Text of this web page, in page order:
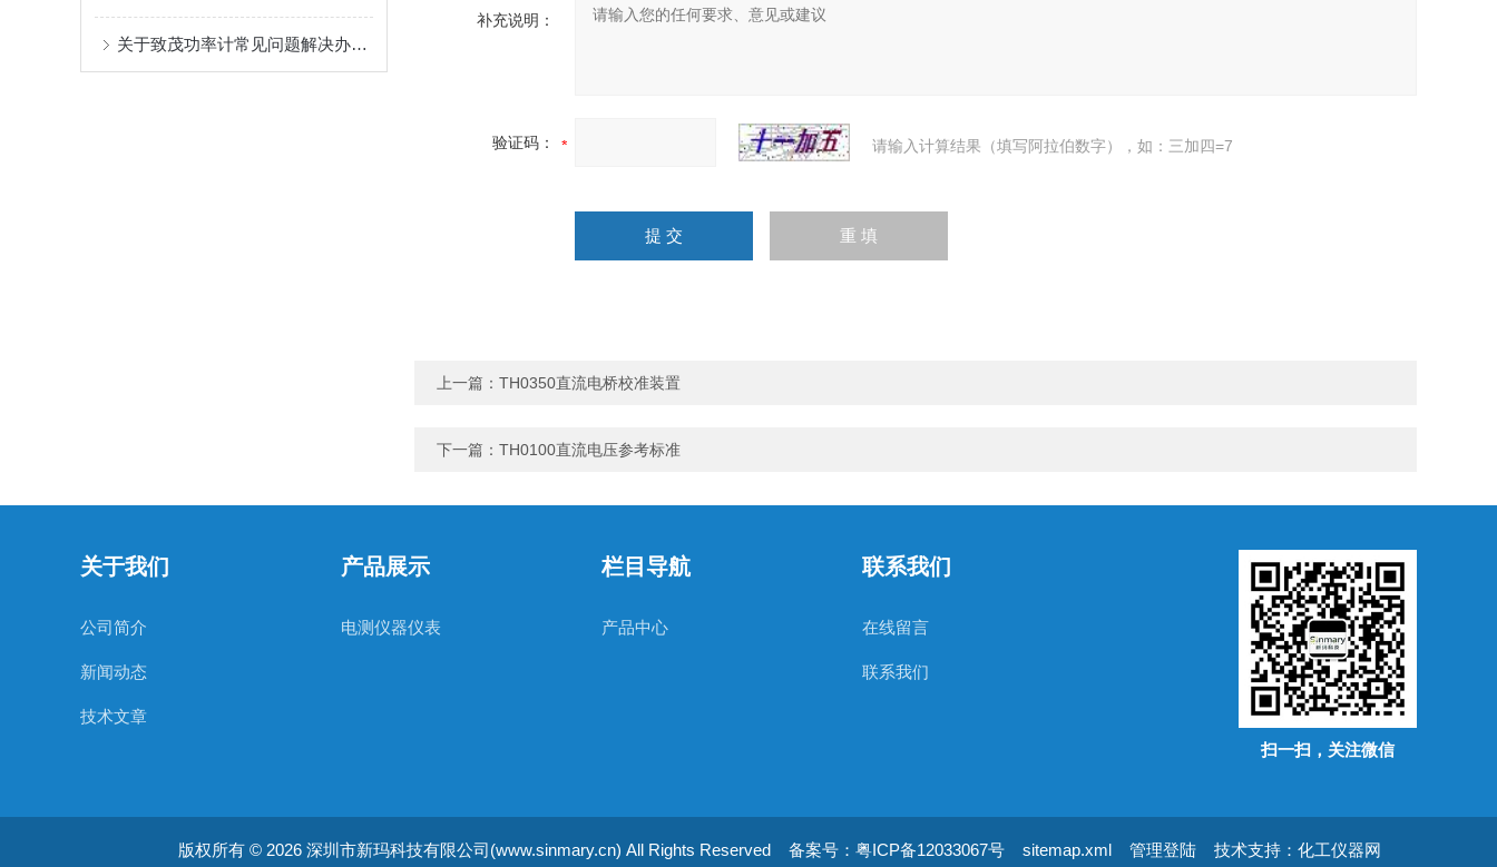
关于致茂功率计常见问题解决办法了解下
补充说明：
验证码： 请输入计算结果（填写阿拉伯数字），如：三加四=7
上一篇： TH0350直流电桥校准装置
下一篇： TH0100直流电压参考标准
关于我们
公司简介
新闻动态
技术文章
产品展示
电测仪器仪表
栏目导航
产品中心
联系我们
在线留言
联系我们
扫一扫，关注微信
版权所有 © 2026 深圳市新玛科技有限公司(www.sinmary.cn) All Rights Reserved 备案号：粤ICP备12033067号 sitemap.xml 管理登陆 技术支持： 化工仪器网